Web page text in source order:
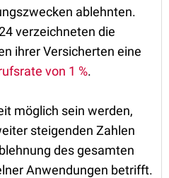
ablehnten.
verzeichneten die
ihrer Versicherten eine
von 1 %.
möglich sein werden,
steigenden Zahlen
des gesamten
Anwendungen betrifft.